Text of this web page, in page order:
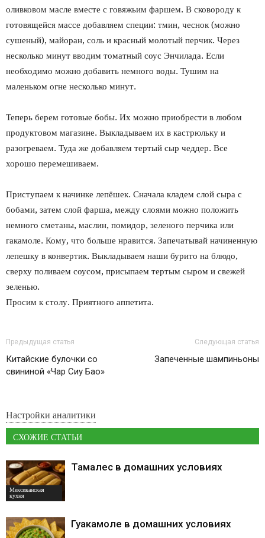
оливковом масле вместе с говяжьим фаршем. В сковороду к
готовящейся массе добавляем специи: тмин, чеснок (можно
сушеный), майоран, соль и красный молотый перчик. Через
несколько минут вводим томатный соус Энчилада. Если
необходимо можно добавить немного воды. Тушим на
маленьком огне несколько минут.
Теперь берем готовые бобы. Их можно приобрести в любом
продуктовом магазине. Выкладываем их в кастрюльку и
разогреваем. Туда же добавляем тертый сыр чеддер. Все
хорошо перемешиваем.
Приступаем к начинке лепёшек. Сначала кладем слой сыра с
бобами, затем слой фарша, между слоями можно положить
немного сметаны, маслин, помидор, зеленого перчика или
гакамоле. Кому, что больше нравится. Запечатывай начиненную
лепешку в конвертик. Выкладываем наши бурито на блюдо,
сверху поливаем соусом, присыпаем тертым сыром и свежей
зеленью.
Просим к столу. Приятного аппетита.
Предыдущая статья
Китайские булочки со
свининой «Чар Сиу Бао»
Следующая статья
Запеченные шампиньоны
Настройки аналитики
СХОЖИЕ СТАТЬИ
Мексиканская
кухня
Тамалес в домашних условиях
Гуакамоле в домашних условиях